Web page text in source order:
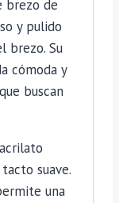
brezo de
y pulido
brezo. Su
cómoda y
buscan
suave.
una